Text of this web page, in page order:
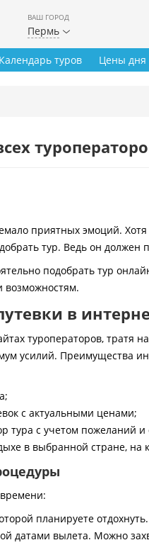
ВАШ ГОРОД
Пермь
Календарь туров Цены дня
приятных эмоций.
тур. Ведь он должен
подобрать тур
возможностям.
в
туроператоров, тратя
усилий. Преимущества
с актуальными ценами;
тура с учетом пожеланий
в выбранной стране, на
планируете
датами вылета. Можно